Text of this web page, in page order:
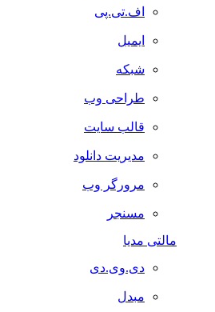
اف.تی.پی
ایمیل
شبکه
طراحی وب
قالب سایت
مدیریت دانلود
مرورگر وب
مسنجر
مالتی مدیا
دی.وی.دی
مبدل